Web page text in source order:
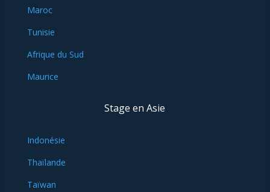
Maroc
Tunisie
Afrique du Sud
Maurice
Stage en Asie
Indonésie
Thaïlande
Taïwan